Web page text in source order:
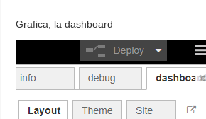
Grafica, la dashboard